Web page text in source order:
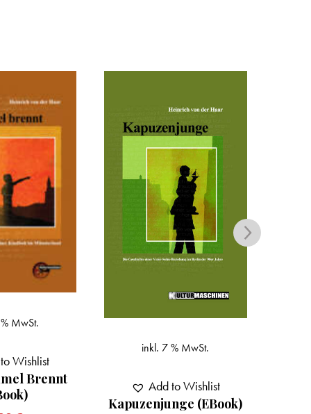
(eBook)
to Wishlist Der Idealist (eBook)
6,99€